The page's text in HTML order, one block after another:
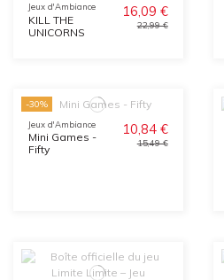
Jeux d'Ambiance
KILL THE
UNICORNS
16,09 €
22,99 €
-30%
Jeux d'Ambiance
Mini Games -
Fifty
10,84 €
15,49 €